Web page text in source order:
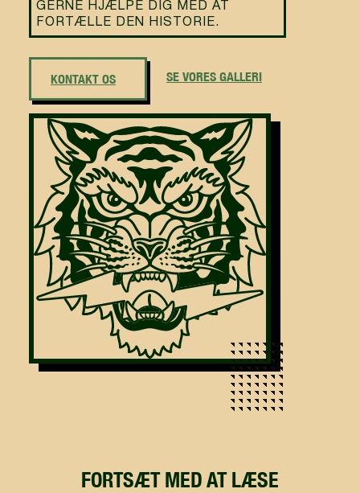
GERNE HJÆLPE DIG MED AT
FORTÆLLE DEN HISTORIE.
KONTAKT OS SE VORES GALLERI
FORTSÆT MED AT LÆSE